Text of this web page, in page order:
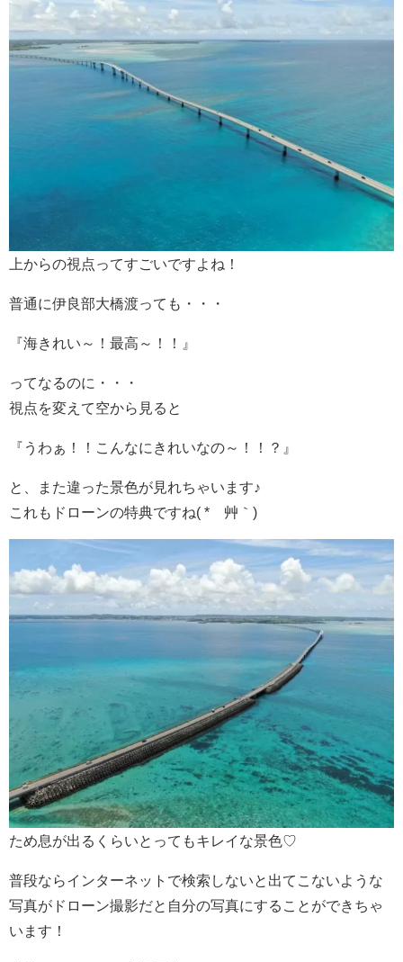
上からの視点ってすごいですよね！
普通に伊良部大橋渡っても・・・
『海きれい～！最高～！！』
ってなるのに・・・
視点を変えて空から見ると
『うわぁ！！こんなにきれいなの～！！？』
と、また違った景色が見れちゃいます♪
これもドローンの特典ですね( *´艸｀)
ため息が出るくらいとってもキレイな景色♡
普段ならインターネットで検索しないと出てこないような
写真がドローン撮影だと自分の写真にすることができちゃ
います！